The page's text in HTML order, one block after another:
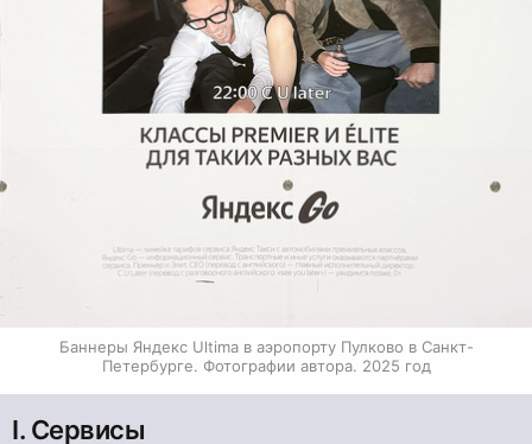
Баннеры Яндекс Ultima в аэропорту Пулково в Санкт-
Петербурге. Фотографии автора. 2025 год
I. Сервисы